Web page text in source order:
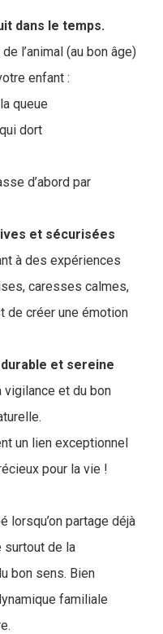
dans le temps.
l’animal (au bon âge)
enfant :
queue
dort
d’abord par
et sécurisées
à des expériences
caresses calmes,
de créer une émotion
et sereine
et du bon
un lien exceptionnel
pour la vie !
lorsqu’on partage déjà
surtout de la
bon sens. Bien
familiale